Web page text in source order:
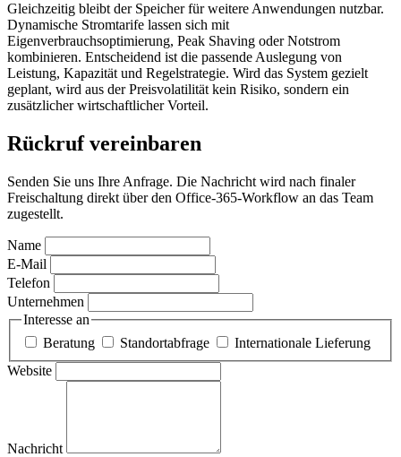
Gleichzeitig bleibt der Speicher für weitere Anwendungen nutzbar.
Dynamische Stromtarife lassen sich mit
Eigenverbrauchsoptimierung, Peak Shaving oder Notstrom
kombinieren. Entscheidend ist die passende Auslegung von
Leistung, Kapazität und Regelstrategie. Wird das System gezielt
geplant, wird aus der Preisvolatilität kein Risiko, sondern ein
zusätzlicher wirtschaftlicher Vorteil.
Rückruf vereinbaren
Senden Sie uns Ihre Anfrage. Die Nachricht wird nach finaler
Freischaltung direkt über den Office-365-Workflow an das Team
zugestellt.
Name
E-Mail
Telefon
Unternehmen
Interesse an
Beratung
Standortabfrage
Internationale Lieferung
Website
Nachricht